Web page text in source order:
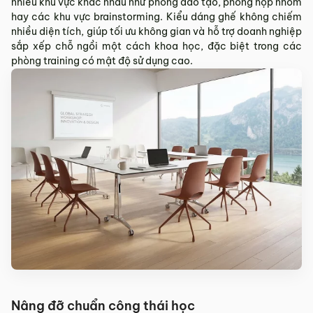
hay các khu vực brainstorming. Kiểu dáng ghế không chiếm
nhiều diện tích, giúp tối ưu không gian và hỗ trợ doanh nghiệp
sắp xếp chỗ ngồi một cách khoa học, đặc biệt trong các
phòng training có mật độ sử dụng cao.
Nâng đỡ chuẩn công thái học
Sản phẩm mới đã quá thời gian 3 ngày kể từ ngày nhận
hàng.
Mọi thông tin cần hỗ trợ và giải đáp vui lòng liên hệ MyChair
qua:
info@mychair.vn